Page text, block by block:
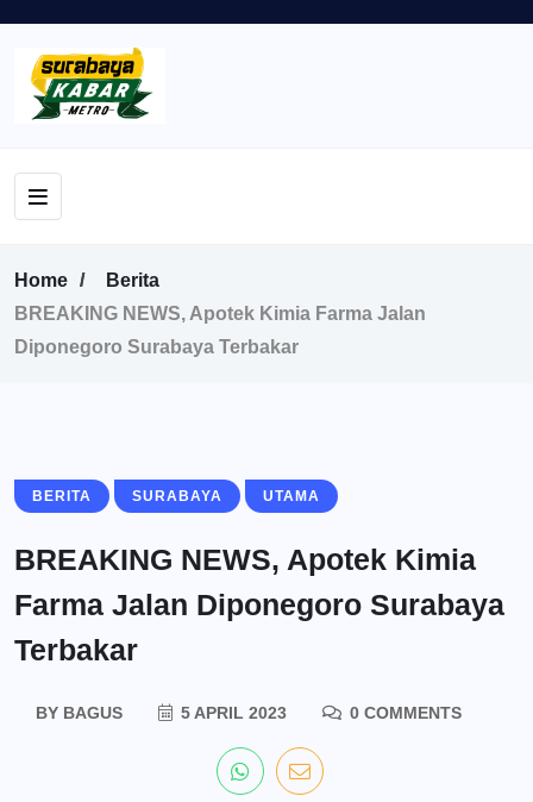
Home
Berita
BREAKING NEWS, Apotek Kimia Farma Jalan
Diponegoro Surabaya Terbakar
BERITA SURABAYA UTAMA
BREAKING NEWS, Apotek Kimia
Farma Jalan Diponegoro Surabaya
Terbakar
BY BAGUS 5 APRIL 2023 0 COMMENTS